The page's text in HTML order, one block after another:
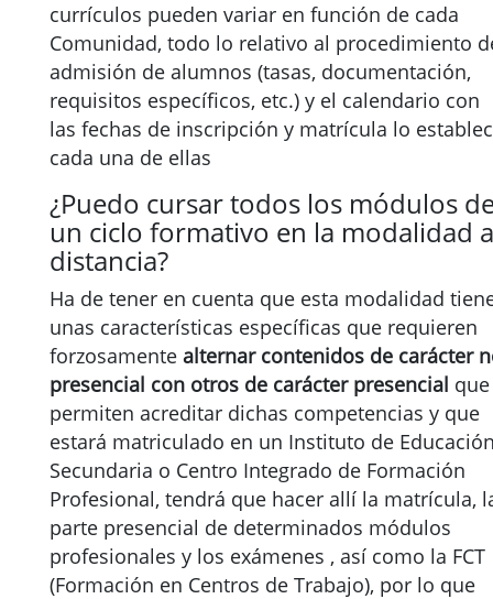
currículos pueden variar en función de cada
Comunidad, todo lo relativo al procedimiento
admisión de alumnos (tasas, documentación,
requisitos específicos, etc.) y el calendario con
las fechas de inscripción y matrícula lo
cada una de ellas
¿Puedo cursar todos los módulos
un ciclo formativo en la modalidad a
distancia?
Ha de tener en cuenta que esta modalidad
unas características específicas que requieren
forzosamente alternar contenidos de carácter
presencial con otros de carácter presencial que
permiten acreditar dichas competencias y que
estará matriculado en un Instituto de
Secundaria o Centro Integrado de Formación
Profesional, tendrá que hacer allí la matrícula,
parte presencial de determinados módulos
profesionales y los exámenes , así como la FCT
(Formación en Centros de Trabajo), por lo que